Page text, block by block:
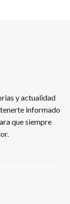
y actualidad
informado
que siempre